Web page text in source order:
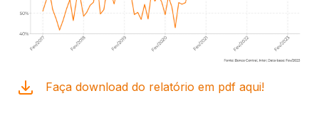
Faça download do relatório em pdf aqui!